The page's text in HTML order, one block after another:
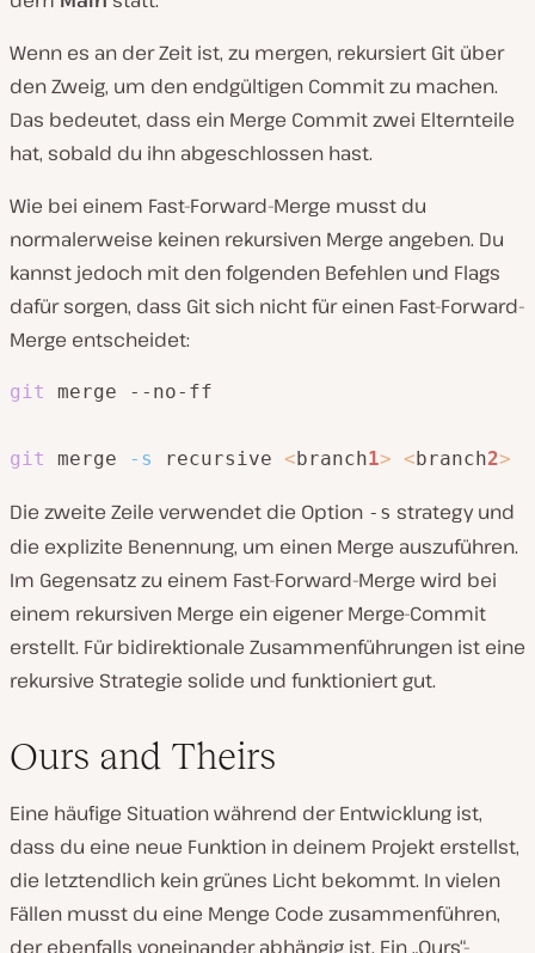
Wenn es an der Zeit ist, zu mergen, rekursiert Git über
den Zweig, um den endgültigen Commit zu machen.
Das bedeutet, dass ein Merge Commit zwei Elternteile
hat, sobald du ihn abgeschlossen hast.
Wie bei einem Fast-Forward-Merge musst du
normalerweise keinen rekursiven Merge angeben. Du
kannst jedoch mit den folgenden Befehlen und Flags
dafür sorgen, dass Git sich nicht für einen Fast-Forward-
Merge entscheidet:
git merge --no-ff
git merge -s recursive <branch1> <branch2>
Die zweite Zeile verwendet die Option -s strategy und
die explizite Benennung, um einen Merge auszuführen.
Im Gegensatz zu einem Fast-Forward-Merge wird bei
einem rekursiven Merge ein eigener Merge-Commit
erstellt. Für bidirektionale Zusammenführungen ist eine
rekursive Strategie solide und funktioniert gut.
Ours and Theirs
Eine häufige Situation während der Entwicklung ist,
dass du eine neue Funktion in deinem Projekt erstellst,
die letztendlich kein grünes Licht bekommt. In vielen
Fällen musst du eine Menge Code zusammenführen,
der ebenfalls voneinander abhängig ist. Ein „Ours“-